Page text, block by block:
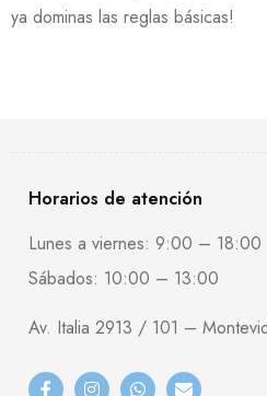
ya dominas las reglas básicas!
Horarios de atención
Lunes a viernes: 9:00 – 18:00
Sábados: 10:00 – 13:00
Av. Italia 2913 / 101 –